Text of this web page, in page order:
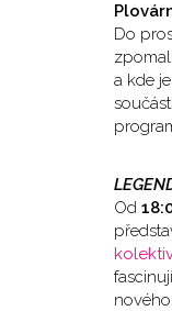
Do
a kde
Od